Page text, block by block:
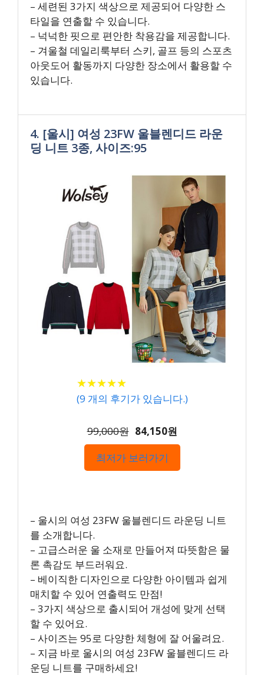
– 세련된 3가지 색상으로 제공되어 다양한 스
타일을 연출할 수 있습니다.
– 넉넉한 핏으로 편안한 착용감을 제공합니다.
– 겨울철 데일리룩부터 스키, 골프 등의 스포츠
아웃도어 활동까지 다양한 장소에서 활용할 수
있습니다.
4. [울시] 여성 23FW 울블렌디드 라운
딩 니트 3종, 사이즈:95
★★★★★
★★★★★
(9 개의 후기가 있습니다.)
99,000원 84,150원
최저가 보러가기
– 울시의 여성 23FW 울블렌디드 라운딩 니트
를 소개합니다.
– 고급스러운 울 소재로 만들어져 따뜻함은 물
론 촉감도 부드러워요.
– 베이직한 디자인으로 다양한 아이템과 쉽게
매치할 수 있어 연출력도 만점!
– 3가지 색상으로 출시되어 개성에 맞게 선택
할 수 있어요.
– 사이즈는 95로 다양한 체형에 잘 어울려요.
– 지금 바로 울시의 여성 23FW 울블렌디드 라
운딩 니트를 구매하세요!